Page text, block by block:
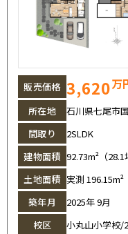
販売価格 3,620万
所在地
石川県七尾市
間取り
2SLDK
建物面積 92.73m²（28.1
土地面積 実測 196.15m²
築年月
2025年 9月
校区
小丸山小学校/